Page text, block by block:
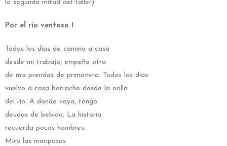
la segunda mitad del taller).
Por el río ventoso I
Todos los días de camino a casa
desde mi trabajo, empeño otra
de mis prendas de primavera. Todos los días
vuelvo a casa borracho desde la orilla
del río. A donde vaya, tengo
deudas de bebida. La historia
recuerda pocos hombres.
Miro las mariposas